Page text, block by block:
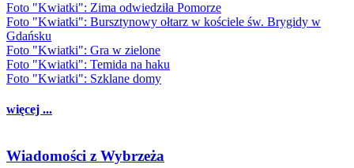
Foto "Kwiatki": Zima odwiedziła Pomorze
Foto "Kwiatki": Bursztynowy ołtarz w kościele św. Brygidy w
Gdańsku
Foto "Kwiatki": Gra w zielone
Foto "Kwiatki": Temida na haku
Foto "Kwiatki": Szklane domy
więcej ...
Wiadomości z Wybrzeża